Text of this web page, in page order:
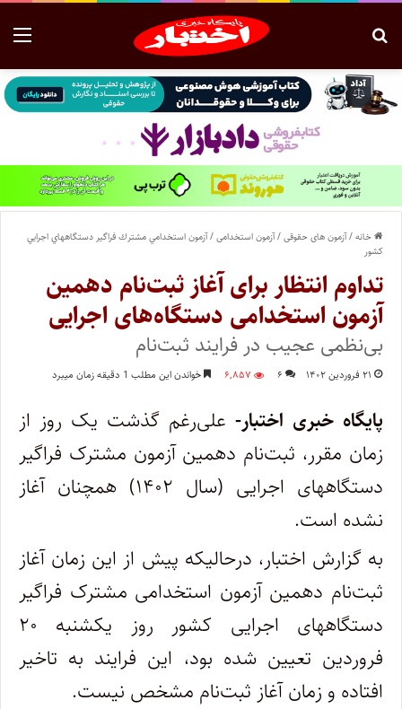
خانه/آزمون های حقوقی/آزمون استخدامی/آزمون استخدامي مشترك فراگير دستگاههاي اجرايي
كشور
تداوم انتظار برای آغاز ثبت‌نام دهمین
آزمون استخدامی دستگاه‌های اجرایی
بی‌نظمی عجیب در فرایند ثبت‌نام
۲۱ فروردین ۱۴۰۲ ۶ ۶,۸۵۷ خواندن این مطلب 1 دقیقه زمان میبرد
پایگاه خبری اختبار- علی‌رغم گذشت یک روز از
زمان مقرر، ثبت‌نام دهمین آزمون مشترک فراگیر
دستگاههای اجرایی (سال ۱۴۰۲) همچنان آغاز
نشده است.
به گزارش اختبار، درحالیکه پیش از این زمان آغاز
ثبت‌نام دهمین آزمون استخدامی مشترک فراگیر
دستگاههای اجرایی کشور روز یکشنبه ۲۰
فروردین تعیین شده بود، این فرایند به تاخیر
افتاده و زمان آغاز ثبت‌نام مشخص نیست.